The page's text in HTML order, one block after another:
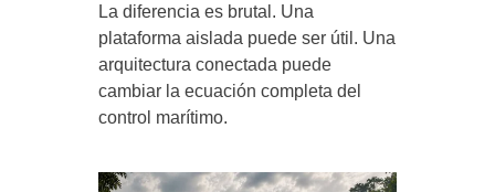
La diferencia es brutal. Una
plataforma aislada puede ser útil. Una
arquitectura conectada puede
cambiar la ecuación completa del
control marítimo.